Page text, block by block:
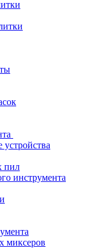
пил
инструмента
миксеров